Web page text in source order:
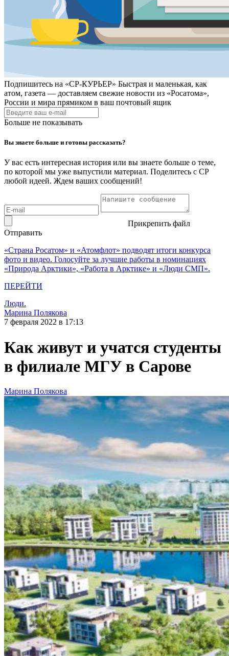
Подпишитесь на «СР-КУРЬЕР» Быстрая и маленькая, как
атом, газета — доставляем свежие новости из «Росатома»,
России и мира прямиком в ваш почтовый ящик
Больше не показывать
Вы знаете больше и готовы рассказать?
У вас есть интересная история или вы знаете больше о теме,
по которой мы уже выпустили материал. Поделитесь с СР
любой идеей. Ждем ваших сообщений!
Прикрепить файл
Отправить
«Страна Росатом» и «Атомфлот» подводят итоги конкурса
фото и видео. Голосуйте за лучшие работы в номинациях
«Природа Арктики», «Работа в Арктике» и «Люди СМП».
ПЕРЕЙТИ
Люди.
Марина Полякова
7 февраля 2022 в 17:13
Как живут и учатся студенты
в филиале МГУ в Сарове
Марина Полякова